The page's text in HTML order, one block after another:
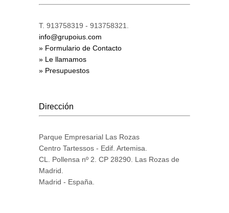
T. 913758319 - 913758321.
info@grupoius.com
» Formulario de Contacto
» Le llamamos
» Presupuestos
Dirección
Parque Empresarial Las Rozas
Centro Tartessos - Edif. Artemisa.
CL. Pollensa nº 2. CP 28290. Las Rozas de
Madrid.
Madrid - España.